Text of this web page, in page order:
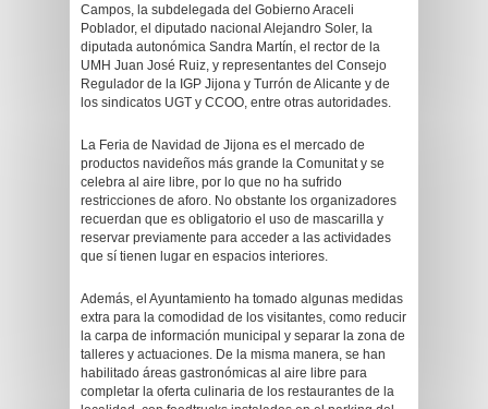
Campos, la subdelegada del Gobierno Araceli
Poblador, el diputado nacional Alejandro Soler, la
diputada autonómica Sandra Martín, el rector de la
UMH Juan José Ruiz, y representantes del Consejo
Regulador de la IGP Jijona y Turrón de Alicante y de
los sindicatos UGT y CCOO, entre otras autoridades.
La Feria de Navidad de Jijona es el mercado de
productos navideños más grande la Comunitat y se
celebra al aire libre, por lo que no ha sufrido
restricciones de aforo. No obstante los organizadores
recuerdan que es obligatorio el uso de mascarilla y
reservar previamente para acceder a las actividades
que sí tienen lugar en espacios interiores.
Además, el Ayuntamiento ha tomado algunas medidas
extra para la comodidad de los visitantes, como reducir
la carpa de información municipal y separar la zona de
talleres y actuaciones. De la misma manera, se han
habilitado áreas gastronómicas al aire libre para
completar la oferta culinaria de los restaurantes de la